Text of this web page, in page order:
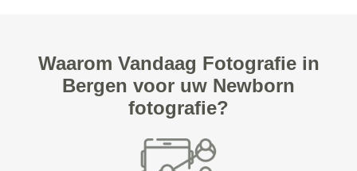
Waarom Vandaag Fotografie in
Bergen voor uw Newborn
fotografie?